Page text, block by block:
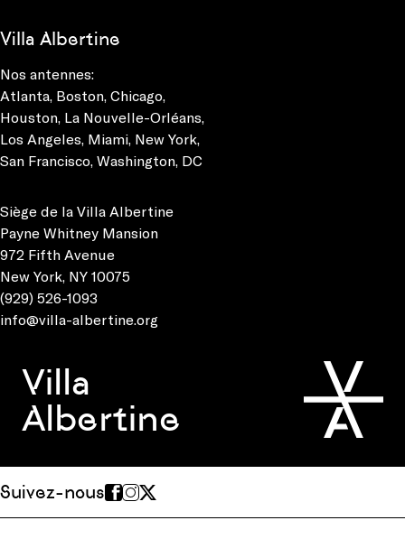
Villa Albertine
Nos antennes:
Atlanta, Boston, Chicago,
Houston, La Nouvelle-Orléans,
Los Angeles, Miami, New York,
San Francisco, Washington, DC
Siège de la Villa Albertine
Payne Whitney Mansion
972 Fifth Avenue
New York, NY 10075
(929) 526-1093
info@villa-albertine.org
Villa
Albertine
Suivez-nous